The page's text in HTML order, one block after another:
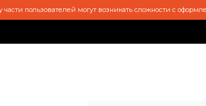
пользователей могут возникать сложности с